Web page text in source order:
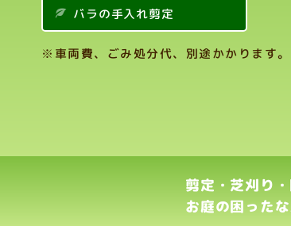
バラの手入れ剪定
※車両費、ごみ処分代、別途かかります
剪定・芝刈り
お庭の困った